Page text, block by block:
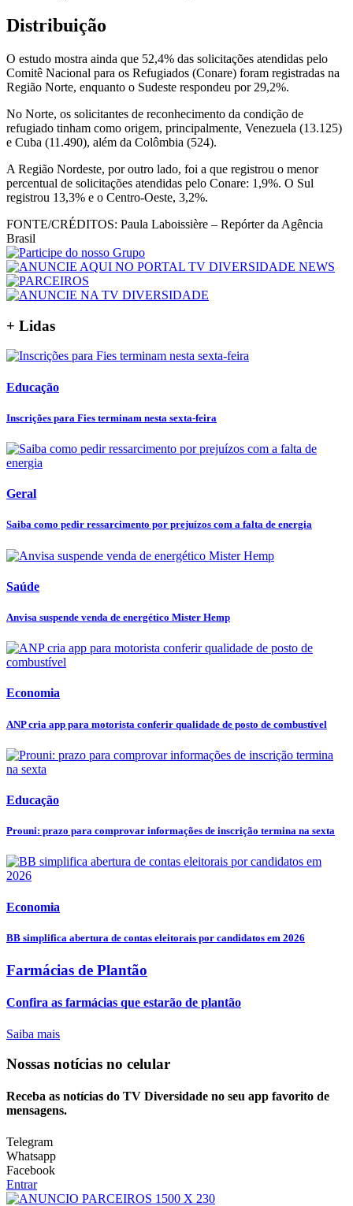
Distribuição
O estudo mostra ainda que 52,4% das solicitações atendidas pelo
Comitê Nacional para os Refugiados (Conare) foram registradas na
Região Norte, enquanto o Sudeste respondeu por 29,2%.
No Norte, os solicitantes de reconhecimento da condição de
refugiado tinham como origem, principalmente, Venezuela (13.125)
e Cuba (11.490), além da Colômbia (524).
A Região Nordeste, por outro lado, foi a que registrou o menor
percentual de solicitações atendidas pelo Conare: 1,9%. O Sul
registrou 13,3% e o Centro-Oeste, 3,2%.
FONTE/CRÉDITOS: Paula Laboissière – Repórter da Agência
Brasil
+ Lidas
Educação
Inscrições para Fies terminam nesta sexta-feira
Geral
Saiba como pedir ressarcimento por prejuízos com a falta de energia
Saúde
Anvisa suspende venda de energético Mister Hemp
Economia
ANP cria app para motorista conferir qualidade de posto de combustível
Educação
Prouni: prazo para comprovar informações de inscrição termina na sexta
Economia
BB simplifica abertura de contas eleitorais por candidatos em 2026
Farmácias de Plantão
Confira as farmácias que estarão de plantão
Saiba mais
Nossas notícias no celular
Receba as notícias do TV Diversidade no seu app favorito de
mensagens.
Telegram
Whatsapp
Facebook
Entrar